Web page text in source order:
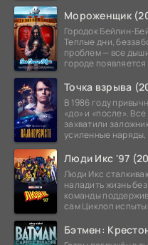
Мороженщик
Городок Бейлин-
Теплые дни,
проблем — все
городе
Точка взрыва
В 1986 году
«до» и «после».
захватили
усиленные наряды,
Люди Икс '97
Люди Икс
наладить жизнь
команды
сам Циклоп
Бэтмен: